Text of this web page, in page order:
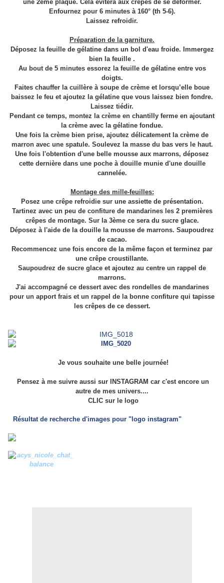
une 2ème plaque. Cela évitera aux crêpes de se déformer.
Enfournez pour 6 minutes à 160° (th 5-6).
Laissez refroidir.
Préparation de la garniture.
Déposez la feuille de gélatine dans un bol d'eau froide. Immergez
bien la feuille .
Au bout de 5 minutes essorez la feuille de gélatine entre vos
doigts.
Faites chauffer la cuillère à soupe de crème et lorsqu’elle boue
baissez le feu et ajoutez la gélatine que vous laissez bien fondre.
Laissez tiédir.
Pendant ce temps, montez la crème en chantilly ferme en ajoutant
la crème avec la gélatine fondue.
Une fois la crème bien prise, ajoutez délicatement la crème de
marron avec une spatule. Soulevez la masse du bas vers le haut.
Une fois l'obtention d'une belle mousse aux marrons, déposez
cette dernière dans une poche à douille munie d'une douille
cannelée.
Montage des mille-feuilles:
Posez une crêpe refroidie sur une assiette de présentation.
Tartinez avec un peu de confiture de mandarines les 2 premières
crêpes de montage. Sur la 3ème ce sera du sucre glace.
Déposez à l'aide de la douille la mousse de marrons. Saupoudrez
de cacao.
Recommencez une fois encore de la même façon et terminez par
une crêpe croustillante.
Saupoudrez de sucre glace et ajoutez au centre un rappel de
marrons.
J'ai accompagné ce dessert avec des rondelles de mandarines
pour un apport frais et un rappel de la bonne confiture qui tapisse
les crêpes de ce dessert.
Je vous souhaite une belle journée!
Pensez à me suivre aussi sur INSTAGRAM car c'est encore un
autre de mes univers....
CLIC sur le logo